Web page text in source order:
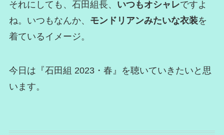
それにしても、石田組長、 いつもオシャレですよ
ね。いつもなんか、 モンドリアンみたいな衣装を
着ているイメージ。
今日は『石田組 2023・春』を聴いていきたいと思
います。